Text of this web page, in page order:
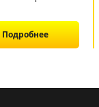
Подробнее